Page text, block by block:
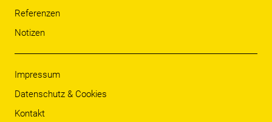
Referenzen
Notizen
Impressum
Datenschutz & Cookies
Kontakt